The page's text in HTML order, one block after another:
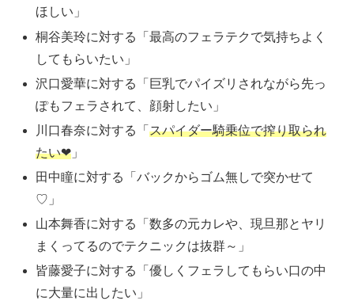
ほしい」
桐谷美玲に対する「最高のフェラテクで気持ちよく
してもらいたい」
沢口愛華に対する「巨乳でパイズリされながら先っ
ぽもフェラされて、顔射したい」
川口春奈に対する「スパイダー騎乗位で搾り取られ
たい❤ 」
田中瞳に対する「バックからゴム無しで突かせて
♡」
山本舞香に対する「数多の元カレや、現旦那とヤリ
まくってるのでテクニックは抜群～」
皆藤愛子に対する「優しくフェラしてもらい口の中
に大量に出したい」